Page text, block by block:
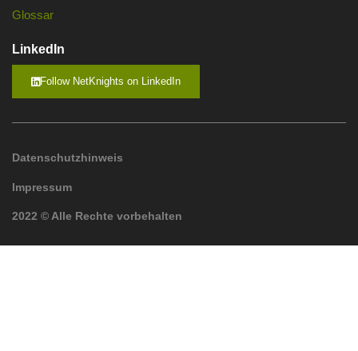
Glossar
LinkedIn
Follow NetKnights on LinkedIn
Datenschutzhinweis
Impressum
2022 © Alle Rechte vorbehalten